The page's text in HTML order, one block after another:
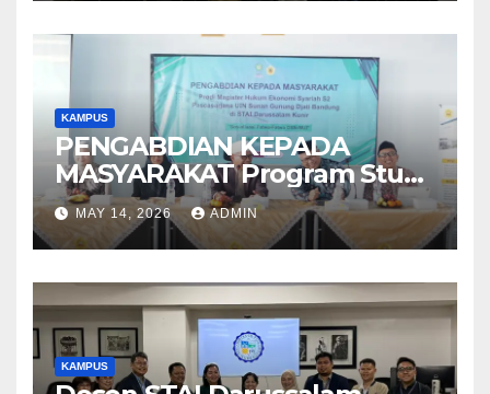
KAMPUS
PENGABDIAN KEPADA
MASYARAKAT Program Studi
Magister Hukum Ekonomi
Syariah (S2) Pascasarjana UIN
Sunan Gunung Djati
Bandung
MAY 14, 2026 ADMIN
KAMPUS